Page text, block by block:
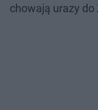
chowają urazy do